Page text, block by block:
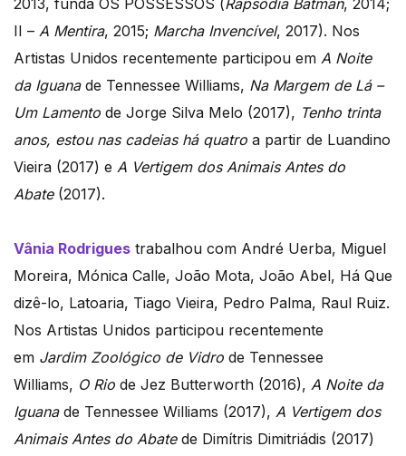
2013, funda OS POSSESSOS (Rapsódia Batman, 2014;
II – A Mentira, 2015; Marcha Invencível, 2017). Nos
Artistas Unidos recentemente participou em A Noite
da Iguanade Tennessee Williams, Na Margem de Lá –
Um Lamento de Jorge Silva Melo (2017), Tenho trinta
anos, estou nas cadeias há quatro a partir de Luandino
Vieira (2017) e A Vertigem dos Animais Antes do
Abate (2017).
Vânia Rodrigues trabalhou com André Uerba, Miguel
Moreira, Mónica Calle, João Mota, João Abel, Há Que
dizê-lo, Latoaria, Tiago Vieira, Pedro Palma, Raul Ruiz.
Nos Artistas Unidos participou recentemente
em Jardim Zoológico de Vidro de Tennessee
Williams, O Rio de Jez Butterworth (2016), A Noite da
Iguana de Tennessee Williams (2017), A Vertigem dos
Animais Antes do Abatede Dimítris Dimitriádis (2017)